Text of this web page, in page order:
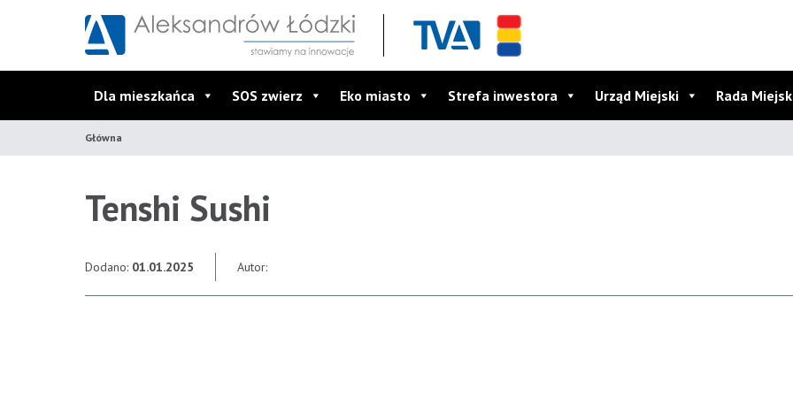
Dla mieszkańca SOS zwierz Eko miasto Strefa inwestora Urząd Miejski Rada
Główna
Tenshi Sushi
Dodano: 01.01.2025 Autor: